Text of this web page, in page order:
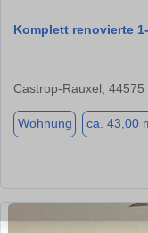
Komplett renovierte
Castrop-Rauxel, 44575
Wohnung ca. 43,00